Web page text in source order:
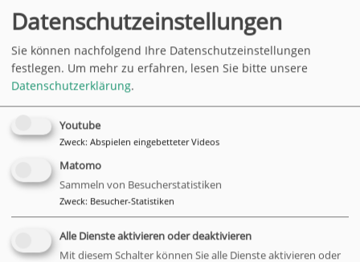
Datenschutzeinstellungen
Sie können nachfolgend Ihre Datenschutzeinstellungen
festlegen. Um mehr zu erfahren, lesen Sie bitte unsere
Datenschutzerklärung.
Youtube
Zweck: Abspielen eingebetteter Videos
Matomo
Sammeln von Besucherstatistiken
Zweck: Besucher-Statistiken
Alle Dienste aktivieren oder deaktivieren
Mit diesem Schalter können Sie alle Dienste aktivieren oder